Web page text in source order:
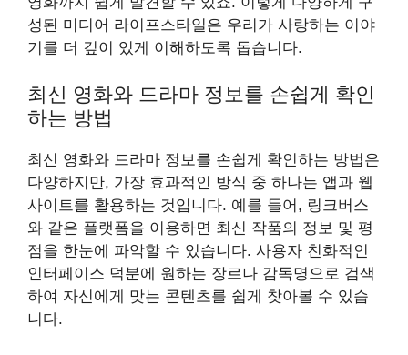
성된 미디어 라이프스타일은 우리가 사랑하는 이야
기를 더 깊이 있게 이해하도록 돕습니다.
최신 영화와 드라마 정보를 손쉽게 확인
하는 방법
최신 영화와 드라마 정보를 손쉽게 확인하는 방법은
다양하지만, 가장 효과적인 방식 중 하나는 앱과 웹
사이트를 활용하는 것입니다. 예를 들어, 링크버스
와 같은 플랫폼을 이용하면 최신 작품의 정보 및 평
점을 한눈에 파악할 수 있습니다. 사용자 친화적인
인터페이스 덕분에 원하는 장르나 감독명으로 검색
하여 자신에게 맞는 콘텐츠를 쉽게 찾아볼 수 있습
니다.